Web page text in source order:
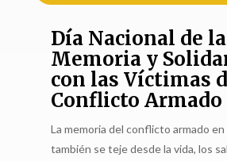
Día Nacional de la
Memoria y
con las Víctimas
Conflicto Armado
La memoria del conflicto armado en
también se teje desde la vida, los